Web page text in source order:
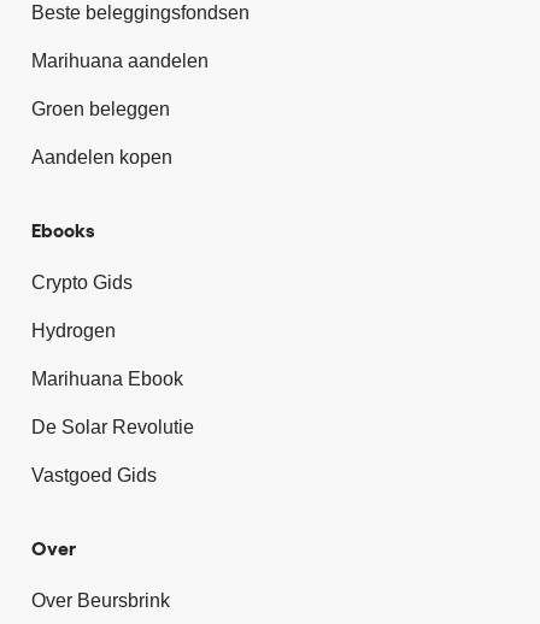
Beste beleggingsfondsen
Marihuana aandelen
Groen beleggen
Aandelen kopen
Ebooks
Crypto Gids
Hydrogen
Marihuana Ebook
De Solar Revolutie
Vastgoed Gids
Over
Over Beursbrink